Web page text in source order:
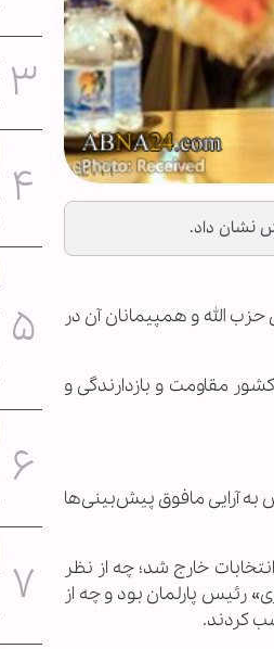
نشان داد.
الله و همپیمانان آن در
مقاومت و بازدارندگی و
به آرایی مافوق پیش‌بینی‌ها
خارج شد؛ چه از نظر
رئیس پارلمان بود و چه از
کردند.